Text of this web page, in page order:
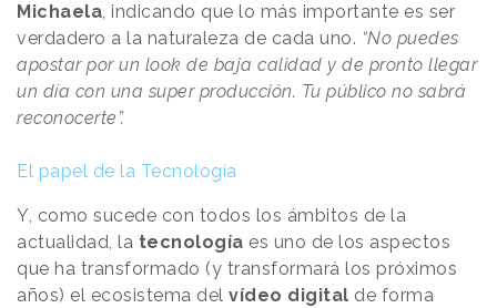
Michaela, indicando que lo más importante es ser
verdadero a la naturaleza de cada uno. “No puedes
apostar por un look de baja calidad y de pronto llegar
un día con una super producción. Tu público no sabrá
reconocerte”.
El papel de la Tecnología
Y, como sucede con todos los ámbitos de la
actualidad, la tecnología es uno de los aspectos
que ha transformado (y transformará los próximos
años) el ecosistema del vídeo digital de forma